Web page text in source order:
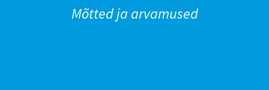
Mõtted ja arvamused